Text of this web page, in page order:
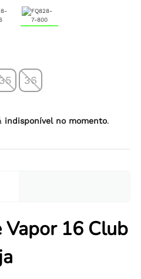
35 36
indisponível no momento.
Vapor 16 Club